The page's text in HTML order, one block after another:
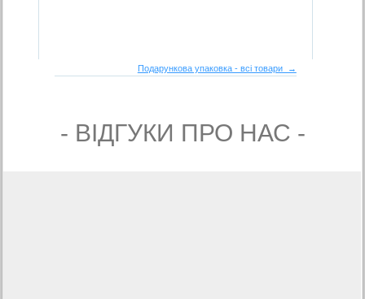
Подарункова упаковка - всі товари →
- ВIДГУКИ ПРО НАС -